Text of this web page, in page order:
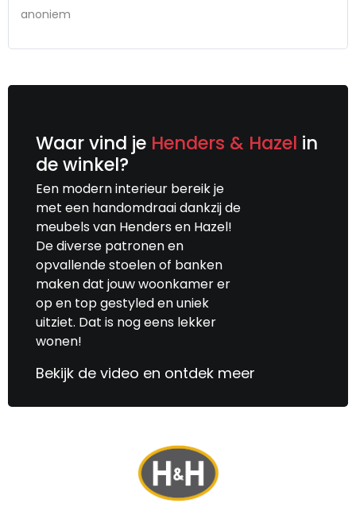
anoniem
Waar vind je Henders & Hazel in
de winkel?
Een modern interieur bereik je
met een handomdraai dankzij de
meubels van Henders en Hazel!
De diverse patronen en
opvallende stoelen of banken
maken dat jouw woonkamer er
op en top gestyled en uniek
uitziet. Dat is nog eens lekker
wonen!
Bekijk de video en ontdek meer